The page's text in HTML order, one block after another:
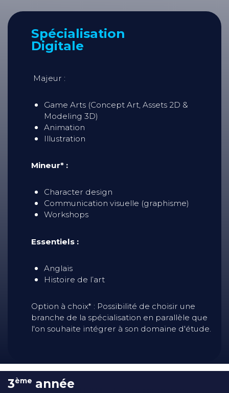
Spécialisation
Digitale
Majeur :
Game Arts (Concept Art, Assets 2D &
Modeling 3D)
Animation
Illustration
Mineur* :
Character design
Communication visuelle (graphisme)
Workshops
Essentiels :
Anglais
Histoire de l’art
Option à choix* : Possibilité de choisir une
branche de la spécialisation en parallèle que
l'on souhaite intégrer à son domaine d'étude.
3ème année